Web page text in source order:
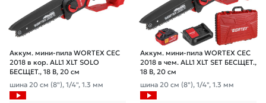
Аккум. мини-пила WORTEX CEC
2018 в кор. ALL1 XLT SOLO
БЕСЩЕТ., 18 В, 20 см
шина 20 см (8"), 1/4", 1.3 мм
Аккум. мини-пила WORTEX CEC
2018 в чем. ALL1 XLT SET БЕСЩЕТ.,
18 В, 20 см
шина 20 см (8"), 1/4", 1.3 мм